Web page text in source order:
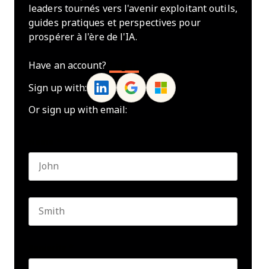
leaders tournés vers l'avenir exploitant outils,
guides pratiques et perspectives pour
prospérer à l'ère de l'IA.
Have an account?
Sign up with:
Or sign up with email: